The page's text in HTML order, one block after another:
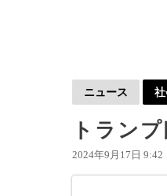
ニュース
トラン
2024年9月17日 9:42